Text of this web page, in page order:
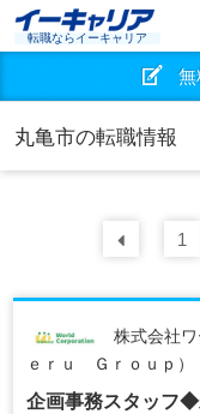
転職ならイーキャリア
無
丸亀市の転職情報
前の
1
株式会社
ｅｒｕ Ｇｒｏｕｐ）
企画事務スタッフ◆